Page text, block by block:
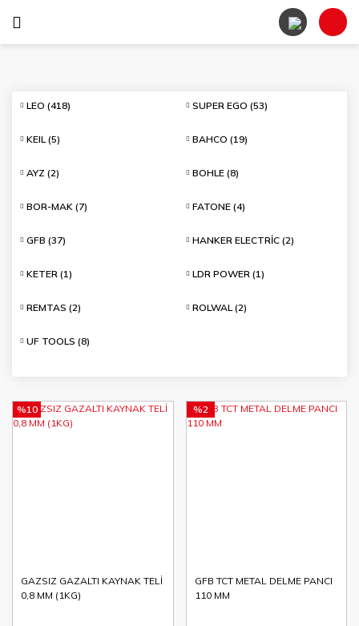
LEO (418) SUPER EGO (53)
KEIL(5) BAHCO (19)
AYZ (2) BOHLE (8)
BOR-MAK (7) FATONE (4)
GFB (37) HANKER ELECTRİC (2)
KETER (1) LDR POWER (1)
REMTAS (2) ROLWAL(2)
UF TOOLS (8)
GAZSIZ GAZALTI KAYNAK TELİ
0,8 MM (1KG)
%10
GFB TCT METAL DELME PANCI
110 MM
%2